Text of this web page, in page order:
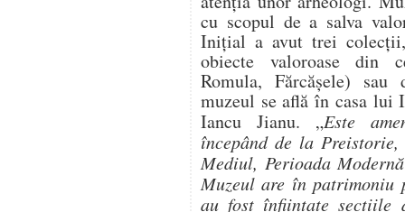
cu scopul de a salva
Inițial a avut trei
obiecte valoroase din
Romula, Fărcășele)
muzeul se află în casa lui
Iancu Jianu. „Este
începând de la
Mediul, Perioada
Muzeul are în patrimoniu
au fost înființate secțiile